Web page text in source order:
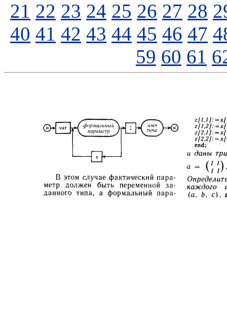
21 22 23 24 25 26 27 28
40 41 42 43 44 45 46 47
59 60 61